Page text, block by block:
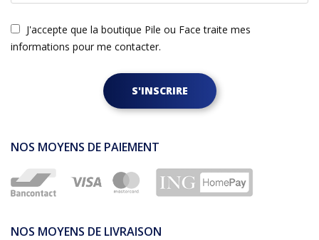
J'accepte que la boutique Pile ou Face traite mes
informations pour me contacter.
S'INSCRIRE
NOS MOYENS DE PAIEMENT
NOS MOYENS DE LIVRAISON